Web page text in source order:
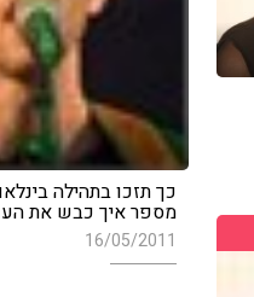
כך תזכו בתהילה
מספר איך כבש את
16/05/2011